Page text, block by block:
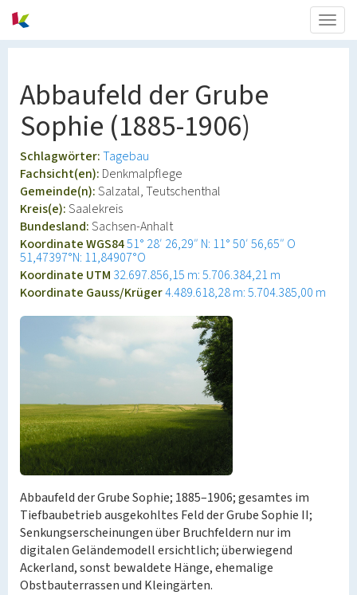
Abbaufeld der Grube
Sophie (1885-1906)
Schlagwörter:Tagebau
Fachsicht(en): Denkmalpflege
Gemeinde(n):Salzatal, Teutschenthal
Kreis(e):Saalekreis
Bundesland:Sachsen-Anhalt
Koordinate WGS8451° 28′ 26,29″ N: 11° 50′ 56,65″ O
51,47397°N: 11,84907°O
Koordinate UTM 32.697.856,15 m: 5.706.384,21 m
Koordinate Gauss/Krüger4.489.618,28 m: 5.704.385,00 m
Abbaufeld der Grube Sophie; 1885–1906; gesamtes im
Tiefbaubetrieb ausgekohltes Feld der Grube Sophie II;
Senkungserscheinungen über Bruchfeldern nur im
digitalen Geländemodell ersichtlich; überwiegend
Ackerland, sonst bewaldete Hänge, ehemalige
Obstbauterrassen und Kleingärten.